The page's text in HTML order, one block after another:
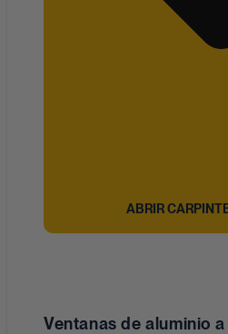
ABRIR
Ventanas de aluminio